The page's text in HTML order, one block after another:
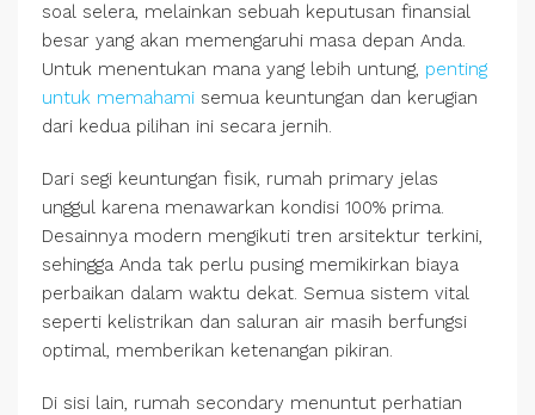
soal selera, melainkan sebuah keputusan finansial
besar yang akan memengaruhi masa depan Anda.
Untuk menentukan mana yang lebih untung, penting
untuk memahami semua keuntungan dan kerugian
dari kedua pilihan ini secara jernih.
Dari segi keuntungan fisik, rumah primary jelas
unggul karena menawarkan kondisi 100% prima.
Desainnya modern mengikuti tren arsitektur terkini,
sehingga Anda tak perlu pusing memikirkan biaya
perbaikan dalam waktu dekat. Semua sistem vital
seperti kelistrikan dan saluran air masih berfungsi
optimal, memberikan ketenangan pikiran.
Di sisi lain, rumah secondary menuntut perhatian